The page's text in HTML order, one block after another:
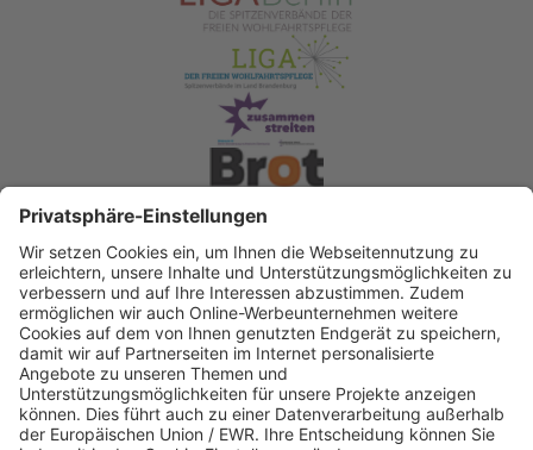
Spendenkonto Diakonisches Werk Berlin-
Brandenburg-schlesische Oberlausitz e.V
Bank für Sozialwirtschaft